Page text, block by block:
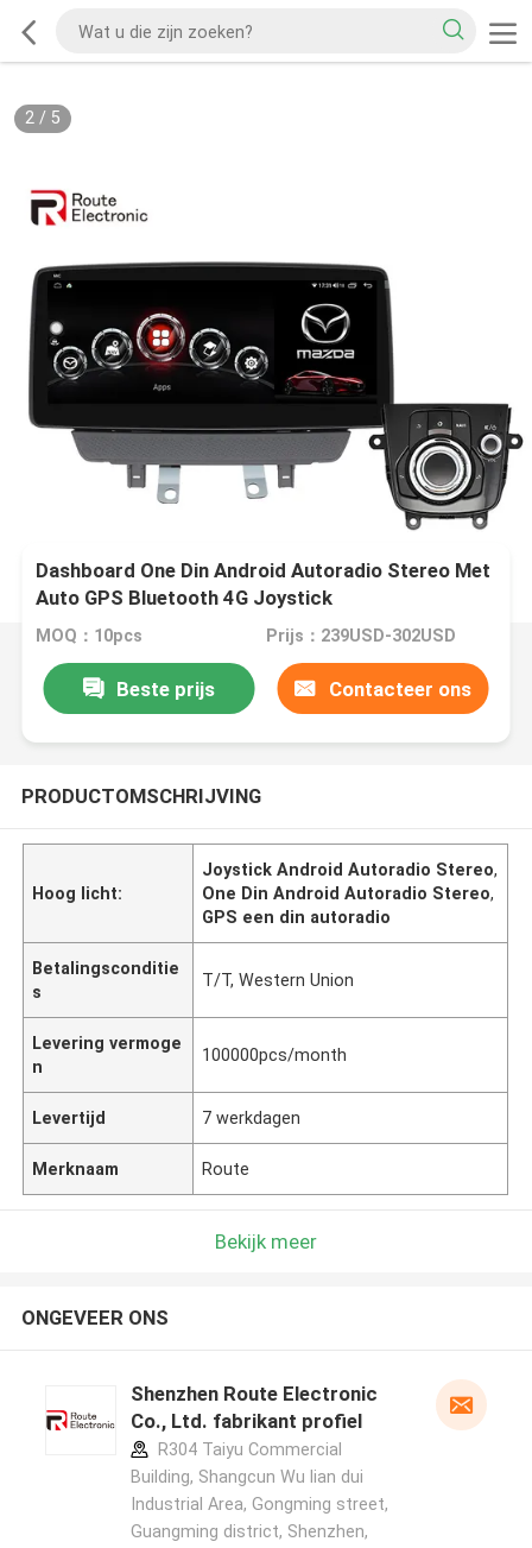
2/ 5
Dashboard One Din Android Autoradio Stereo Met
Auto GPS Bluetooth 4G Joystick
MOQ：10pcs Prijs：239USD-302USD
Beste prijs Contacteer ons
PRODUCTOMSCHRIJVING
Hoog licht:
Joystick Android Autoradio Stereo,
One Din Android Autoradio Stereo,
GPS een din autoradio
Betalingsconditie
s
T/T, Western Union
Levering vermoge
n
100000pcs/month
Levertijd 7 werkdagen
Merknaam Route
Bekijk meer
ONGEVEER ONS
Shenzhen Route Electronic
Co., Ltd. fabrikant profiel
R304 Taiyu Commercial
Building, Shangcun Wu lian dui
Industrial Area, Gongming street,
Guangming district, Shenzhen,